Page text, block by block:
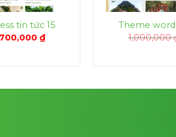
tin tức 15
Giá
700,000₫Giá
Theme
1,000,000